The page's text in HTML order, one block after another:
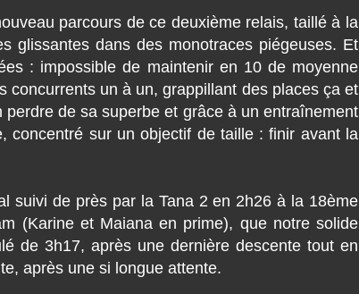
parcours de ce deuxième relais, taillé à la
glissantes dans des monotraces piégeuses. Et
: impossible de maintenir en 10 de moyenne
concurrents un à un, grappillant des places ça et
de sa superbe et grâce à un entraînement
concentré sur un objectif de taille : finir avant la
suivi de près par la Tana 2 en 2h26 à la 18ème
(Karine et Maiana en prime), que notre solide
de 3h17, après une dernière descente tout en
après une si longue attente.